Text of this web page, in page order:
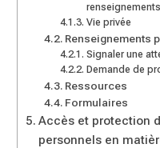
Vie privée
Renseignements
Signaler une
Demande de
Ressources
Formulaires
Accès et protection
personnels en